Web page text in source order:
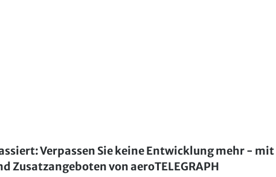
Verpassen Sie keine Entwicklung mehr -
Zusatzangeboten von aeroTELEGRAPH